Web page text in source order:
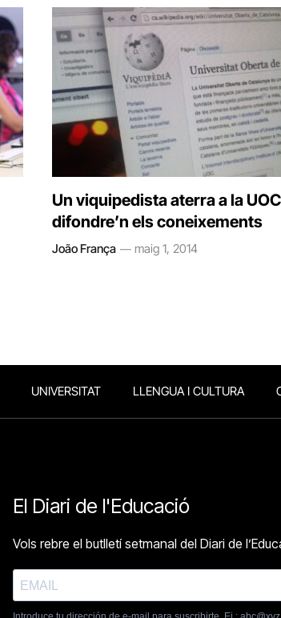
Un viquipedista aterra a la
difondre’n els coneixements
João França maig 1, 2014
UNIVERSITAT LLENGUA I CULTURA